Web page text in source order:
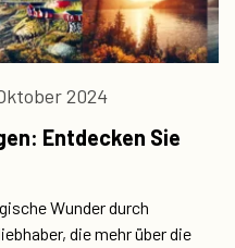
2024
Entdecken Sie
Wunder durch
die mehr über die